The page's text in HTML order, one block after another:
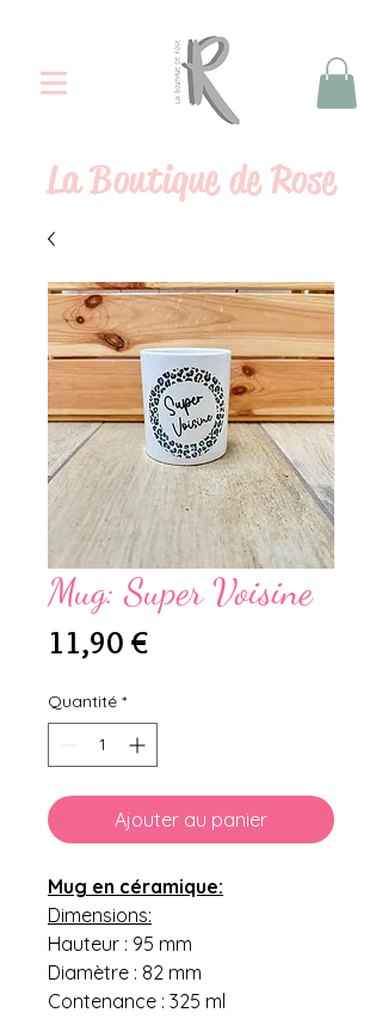
LaBoutique de Rose
Mug: Super Voisine
11,90 €Prix
Quantité *
Ajouter au panier
Mug en céramique:
Dimensions:
Hauteur : 95 mm
Diamètre : 82 mm
Contenance : 325 ml